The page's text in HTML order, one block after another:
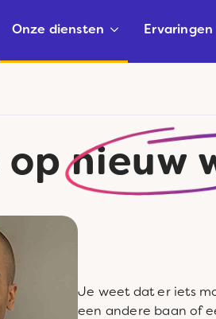
Onze diensten Ervaringen
opnieuw
Je weet dat er iets
een andere baan of